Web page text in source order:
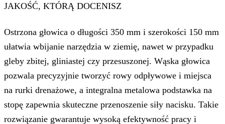
JAKOŚĆ, KTÓRĄ DOCENISZ
Ostrzona głowica o długości 350 mm i szerokości 150 mm
ułatwia wbijanie narzędzia w ziemię, nawet w przypadku
gleby zbitej, gliniastej czy przesuszonej. Wąska głowica
pozwala precyzyjnie tworzyć rowy odpływowe i miejsca
na rurki drenażowe, a integralna metalowa podstawka na
stopę zapewnia skuteczne przenoszenie siły nacisku. Takie
rozwiązanie gwarantuje wysoką efektywność pracy i